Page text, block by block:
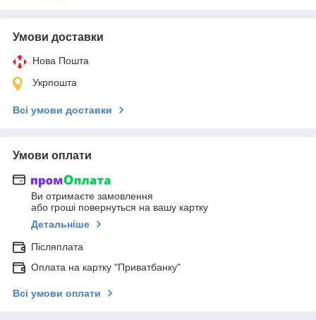
Умови доставки
Нова Пошта
Укрпошта
Всі умови доставки
Умови оплати
Ви отримаєте замовлення
або гроші повернуться на вашу картку
Детальніше
Післяплата
Оплата на картку "Приватбанку"
Всі умови оплати